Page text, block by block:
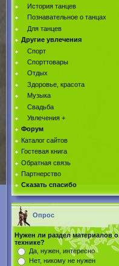
История танцев
Познавательное о танцах
Для танцев
Другие увлечения
Спорт
Спорттовары
Отдых
Здоровье, красота
Музыка
Свадьба
Увлечения +
Форум
Каталог сайтов
Гостевая книга
Обратная связь
Партнерство
Сказать спасибо
Опрос
Нужен ли раздел материалов о
технике?
Да, нужен, интересно
Нет, никому не нужен